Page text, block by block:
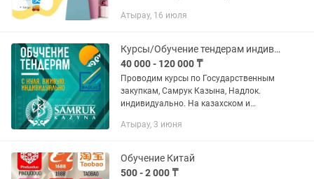
сразу после оплаты.Доступ
Атырау, 16 июля
Курсы/Обучение тендерам индивидуально
40 000 - 120 000 ₸
Проводим курсы по Государственным
закупкам, Самрук Казына, Надлок.
индивидуально. На казахском и
действующий предприниматель с
Атырау, 3 июня
Обучение Китай
500 - 2 000 ₸